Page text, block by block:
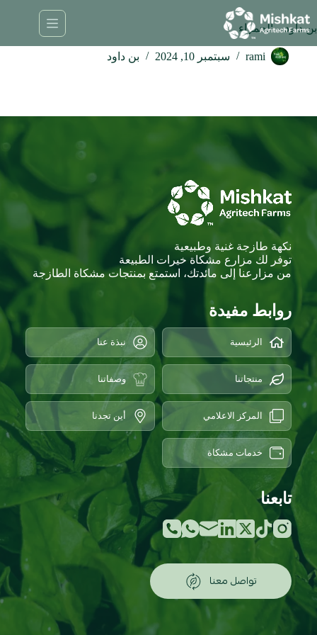
إلى
المحتوى
بن داود – الحمراء
rami سبتمبر 10, 2024 بن داود
نكهة طازجة غنية وطبيعية
توفر لك مزارع مشكاة خيرات الطبيعة
من مزارعنا إلى مائدتك، استمتع بمنتجات مشكاة الطازجة
روابط مفيدة
الرئيسية نبذة عنا
منتجاتنا وصفاتنا
المركز الاعلامي أين تجدنا
خدمات مشكاة
تابعنا
تواصل معنا